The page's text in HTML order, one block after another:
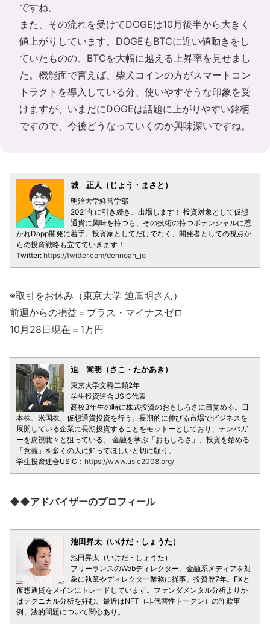
ですね。
また、その流れを受けてDOGEは10月後半から大きく
値上がりしています。DOGEもBTCに近い値動きをし
ていたものの、BTCを大幅に越える上昇率を見せまし
た。機能面で言えば、柴犬コインの方がスマートコン
トラクトを導入している分、使いやすそうな印象を受
けますが、いまだにDOGEは話題に上がりやすい銘柄
ですので、今後どうなっていくのか興味深いですね。
城 正人（じょう・まさと）
明治大学経営学部
2021年に引き続き、出場します！ 投資対象として仮想
通貨に興味を持つも、その技術の持つポテンシャルに惹
かれDapp開発に着手。投資家としてだけでなく、開発者としての視点か
らの投資戦略も立てていきます！
Twitter: https://twitter.com/dennoah_jo
※取引をお休み（東京大学 迫嵩明さん）
前週からの損益＝プラス・マイナスゼロ
10月28日現在＝1万円
迫 嵩明（さこ・たかあき）
東京大学文科二類2年
学生投資連合USIC代表
高校3年生の時に株式投資のおもしろさに目覚める。日
本株、米国株、仮想通貨投資を行う。長期的に伸びる市場でビジネスを
展開している企業に長期投資することをモットーとしており、テンバガ
ーを虎視眈々と狙っている。 金融を学ぶ「おもしろさ」、投資を始める
「意義」を多くの人に知ってほしいと切に願う。
学生投資連合USIC： https://www.usic2008.org/
◆◆アドバイザーのプロフィール
池田昇太（いけだ・しょうた）
池田昇太（いけだ・しょうた）
フリーランスのWebディレクター。金融系メディアを対
象に執筆やディレクター業務に従事。投資歴7年。FXと
仮想通貨をメインにトレードしています。ファンダメンタル分析よりか
はテクニカル分析を好む。最近はNFT（非代替性トークン）の詐欺事
例、法的問題について関心あり。